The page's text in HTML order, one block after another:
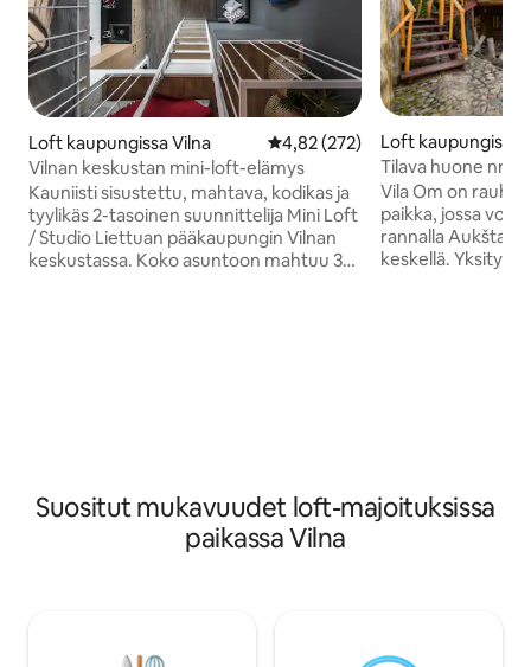
Loft kaupungissa Vilna Keskimääräinen arvio 4,82/5,
4,82 (272)
Vilnan keskustan mini-loft-elämys
Kauniisti sisustettu, mahtava, kodikas ja
tyylikäs 2-tasoinen suunnittelija Mini Loft
/ Studio Liettuan pääkaupungin Vilnan
keskustassa. Koko asuntoon mahtuu 3
IKI on muutaman askeleen päässä.
Loft kaupungissa
Tilava huone nro
Omissa
Vila Om on
paikka, jossa voi
rannalla
keskellä.
Suositut mukavuudet loft-majoituksissa
paikassa Vilna